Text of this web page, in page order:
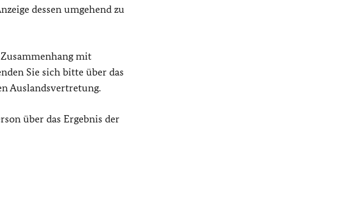
dessen umgehend zu
mit
Sie sich bitte über das
Auslandsvertretung.
über das Ergebnis der